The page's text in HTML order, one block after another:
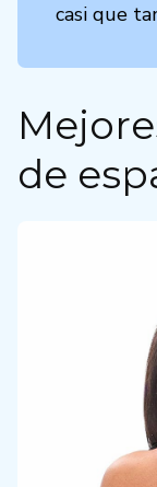
casi que
de